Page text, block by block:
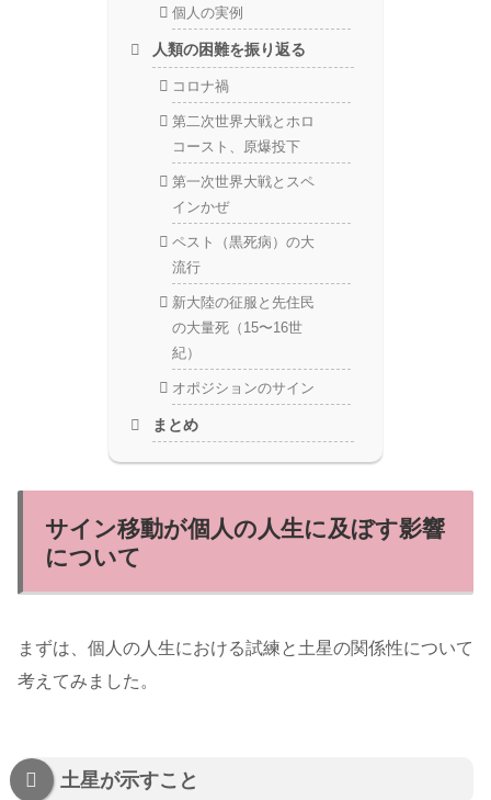
個人の実例
人類の困難を振り返る
コロナ禍
第二次世界大戦とホロ
コースト、原爆投下
第一次世界大戦とスペ
インかぜ
ペスト（黒死病）の大
流行
新大陸の征服と先住民
の大量死（15〜16世
紀）
オポジションのサイン
まとめ
サイン移動が個人の人生に及ぼす影響
について
まずは、個人の人生における試練と土星の関係性について
考えてみました。
土星が示すこと